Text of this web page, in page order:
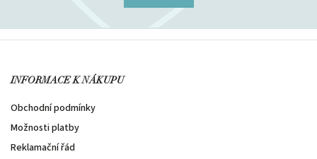
INFORMACE K NÁKUPU
Obchodní podmínky
Možnosti platby
Reklamační řád